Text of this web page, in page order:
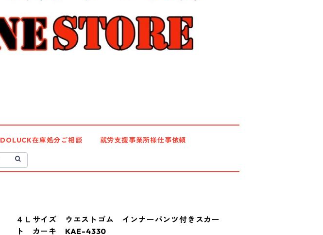
DOLUCK在庫処分ご相談 就労支援事業所様仕事依頼
４Ｌサイズ ウエストゴム インナーパンツ付きスカー
ト カーキ KAE-4330